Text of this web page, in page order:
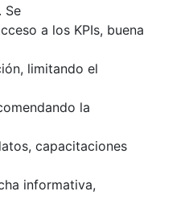
Se
a los KPIs, buena
limitando el
la
capacitaciones
informativa,